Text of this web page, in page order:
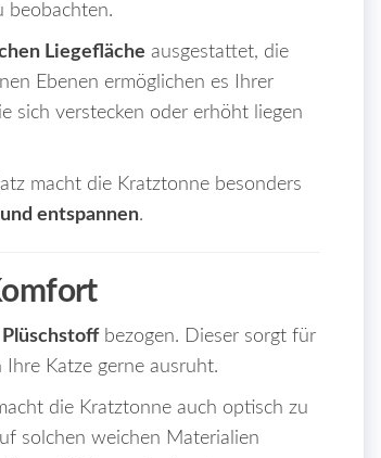
beobachten.
Liegefläche ausgestattet, die
Ebenen ermöglichen es Ihrer
sich verstecken oder erhöht liegen
macht die Kratztonne besonders
entspannen.
bezogen. Dieser sorgt für
Katze gerne ausruht.
die Kratztonne auch optisch zu
solchen weichen Materialien